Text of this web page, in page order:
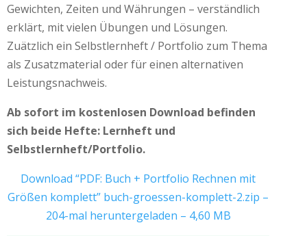
Gewichten, Zeiten und Währungen – verständlich
erklärt, mit vielen Übungen und Lösungen.
Zuätzlich ein Selbstlernheft / Portfolio zum Thema
als Zusatzmaterial oder für einen alternativen
Leistungsnachweis.
Ab sofort im kostenlosen Download befinden
sich beide Hefte: Lernheft und
Selbstlernheft/Portfolio.
Download “PDF: Buch + Portfolio Rechnen mit
Größen komplett” buch-groessen-komplett-2.zip –
204-mal heruntergeladen – 4,60 MB